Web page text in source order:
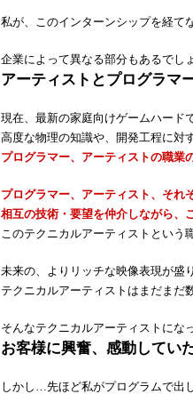
私が、このインターンシップを経て
企業によって異なる部分もあるでし
アーティストとプログラマ
現在、最新の家庭向けゲームハード
高度な物理の知識や、開発工程に対
プログラマー、アーティストの職業
プログラマー、アーティスト、それ
相互の技術・要望を仲介しながら、
このテクニカルアーティストという
未来の、よりリッチな映像表現が盛
テクニカルアーティストはまだまだ
そんなテクニカルアーティストにな
お客様に興奮、感動してい
しかし…先ほど私がプログラムで出